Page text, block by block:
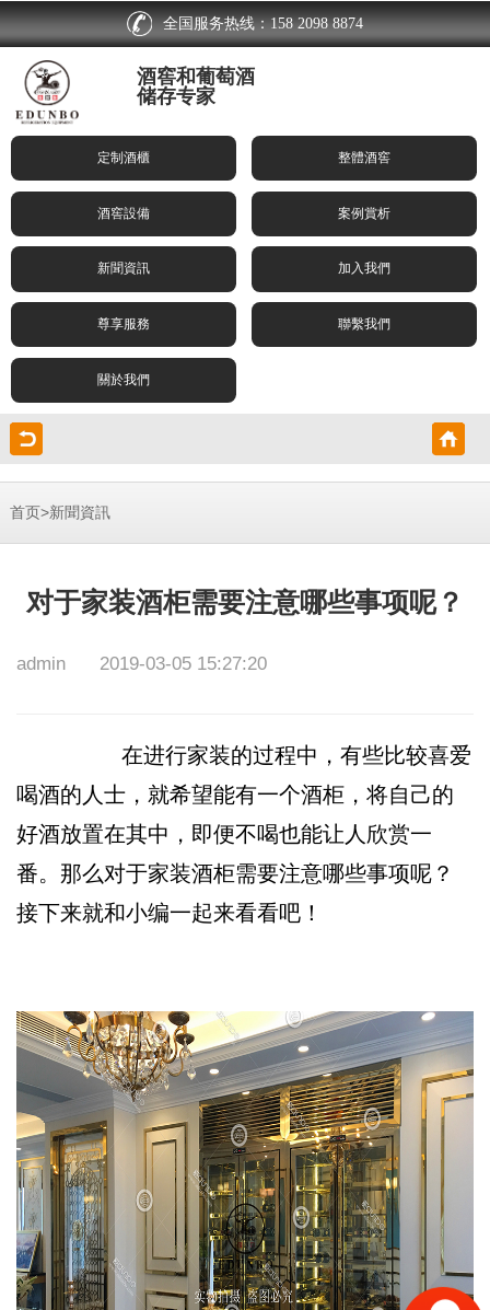
全国服务热线：158 2098 8874
酒窖和葡萄酒
储存专家
定制酒櫃 整體酒窖
酒窖設備 案例賞析
新聞資訊 加入我們
尊享服務 聯繫我們
關於我們
首页>新聞資訊
对于家装酒柜需要注意哪些事项呢？
admin 2019-03-05 15:27:20
在进行家装的过程中，有些比较喜爱
喝酒的人士，就希望能有一个酒柜，将自己的
好酒放置在其中，即便不喝也能让人欣赏一
番。那么对于家装酒柜需要注意哪些事项呢？
接下来就和小编一起来看看吧！